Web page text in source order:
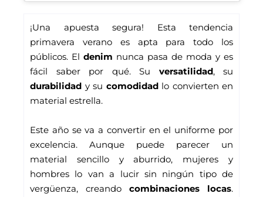
¡Una apuesta segura! Esta tendencia
primavera verano es apta para todo los
públicos. El denim nunca pasa de moda y es
fácil saber por qué. Su versatilidad
durabilidad y su comodidad lo convierten en
material estrella.
Este año se va a convertir en el uniforme por
excelencia. Aunque puede parecer un
material sencillo y aburrido, mujeres y
hombres lo van a lucir sin ningún tipo de
vergüenza, creando combinaciones locas.